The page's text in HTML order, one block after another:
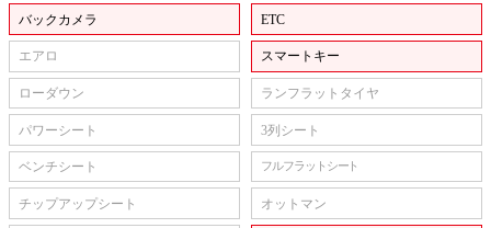
バックカメラ ETC
エアロ スマートキー
ローダウン ランフラットタイヤ
パワーシート 3列シート
ベンチシート フルフラットシート
チップアップシート オットマン